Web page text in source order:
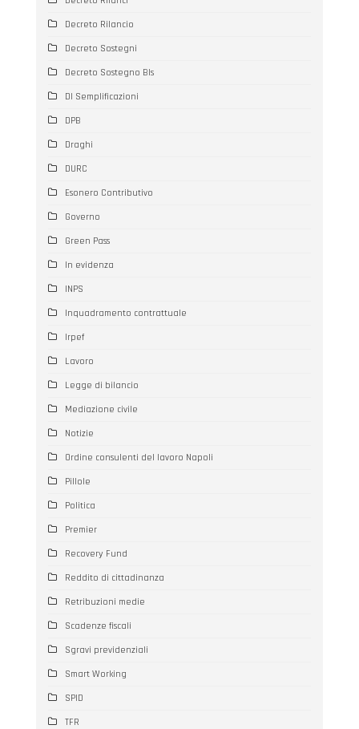
Decreto Rilancio
Decreto Sostegni
Decreto Sostegno BIs
Dl Semplificazioni
DPB
Draghi
DURC
Esonero Contributivo
Governo
Green Pass
In evidenza
INPS
Inquadramento contrattuale
Irpef
Lavoro
Legge di bilancio
Mediazione civile
Notizie
Ordine consulenti del lavoro Napoli
Pillole
Politica
Premier
Recovery Fund
Reddito di cittadinanza
Retribuzioni medie
Scadenze fiscali
Sgravi previdenziali
Smart Working
SPID
TFR